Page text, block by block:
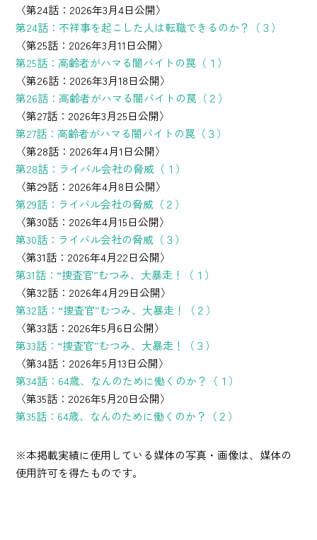
〈第24話：2026年3月4日公開〉
第24話：不祥事を起こした人は転職できるのか？（３）
〈第25話：2026年3月11日公開〉
第25話：高齢者がハマる闇バイトの罠（１）
〈第26話：2026年3月18日公開〉
第26話：高齢者がハマる闇バイトの罠（２）
〈第27話：2026年3月25日公開〉
第27話：高齢者がハマる闇バイトの罠（３）
〈第28話：2026年4月1日公開〉
第28話：ライバル会社の脅威（１）
〈第29話：2026年4月8日公開〉
第29話：ライバル会社の脅威（２）
〈第30話：2026年4月15日公開〉
第30話：ライバル会社の脅威（３）
〈第31話：2026年4月22日公開〉
第31話：“捜査官”むつみ、大暴走！（１）
〈第32話：2026年4月29日公開〉
第32話：“捜査官”むつみ、大暴走！（２）
〈第33話：2026年5月6日公開〉
第33話：“捜査官”むつみ、大暴走！（３）
〈第34話：2026年5月13日公開〉
第34話：64歳、なんのために働くのか？（１）
〈第35話：2026年5月20日公開〉
第35話：64歳、なんのために働くのか？（２）
※本掲載実績に使用している媒体の写真・画像は、媒体の
使用許可を得たものです。